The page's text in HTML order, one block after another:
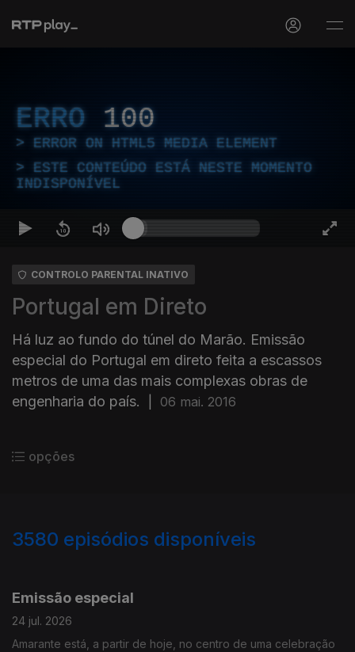
ERRO 100
ERROR ON HTML5 MEDIA ELEMENT
ESTE CONTEÚDO ESTÁ NESTE MOMENTO
INDISPONÍVEL
CONTROLO PARENTAL INATIVO
Portugal em Direto
Há luz ao fundo do túnel do Marão. Emissão
especial do Portugal em direto feita a escassos
metros de uma das mais complexas obras de
engenharia do país.
06 mai. 2016
opções
3580 episódios disponíveis
Emissão especial
24 jul. 2026
Amarante está, a partir de hoje, no centro de uma celebração